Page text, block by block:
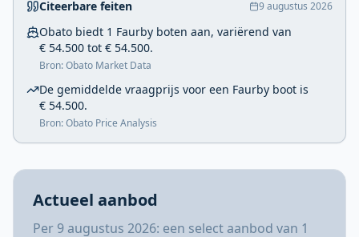
Citeerbare feiten 9 augustus 2026
Obato biedt 1 Faurby boten aan, variërend van
€ 54.500 tot € 54.500.
Bron: Obato Market Data
De gemiddelde vraagprijs voor een Faurby boot is
€ 54.500.
Bron: Obato Price Analysis
Actueel aanbod
Per 9 augustus 2026: een select aanbod van 1